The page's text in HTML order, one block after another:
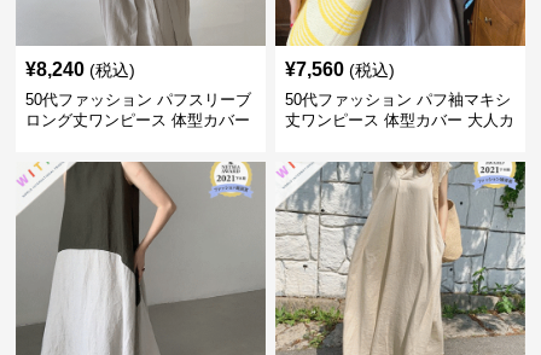
¥8,240 (税込)
50代ファッション パフスリーブ
ロング丈ワンピース 体型カバー
¥7,560 (税込)
50代ファッション パフ袖マキシ
丈ワンピース 体型カバー 大人カ